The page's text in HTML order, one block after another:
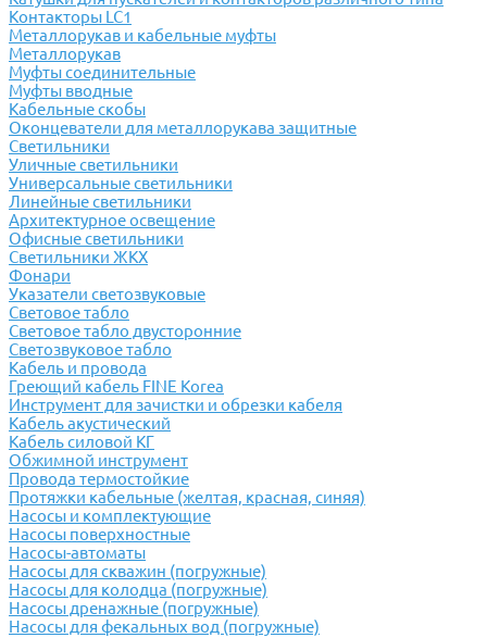
Контакторы LC1
Металлорукав и кабельные муфты
Металлорукав
Муфты соединительные
Муфты вводные
Кабельные скобы
Оконцеватели для металлорукава защитные
Светильники
Уличные светильники
Универсальные светильники
Линейные светильники
Архитектурное освещение
Офисные светильники
Светильники ЖКХ
Фонари
Указатели светозвуковые
Световое табло
Световое табло двусторонние
Светозвуковое табло
Кабель и провода
Греющий кабель FINE Korea
Инструмент для зачистки и обрезки кабеля
Кабель акустический
Кабель силовой КГ
Обжимной инструмент
Провода термостойкие
Протяжки кабельные (желтая, красная, синяя)
Насосы и комплектующие
Насосы поверхностные
Насосы-автоматы
Насосы для скважин (погружные)
Насосы для колодца (погружные)
Насосы дренажные (погружные)
Насосы для фекальных вод (погружные)